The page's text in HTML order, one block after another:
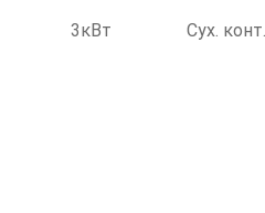
3кВт Сух.